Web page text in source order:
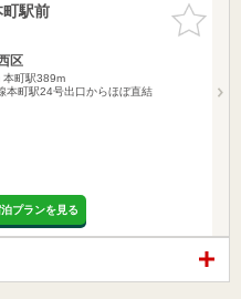
お気に入
りに追加
駅前
区
本町駅389m
本町駅24号出口からほぼ直結
プランを見る